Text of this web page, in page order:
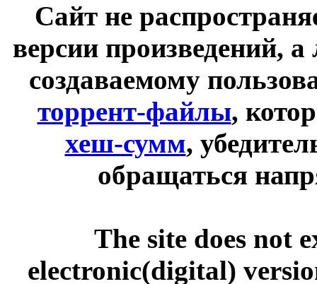
Сайт не
версии произведений,
создаваемому
торрент-файлы,
хеш-сумм,
обращаться
The site does not
electronic(digital)